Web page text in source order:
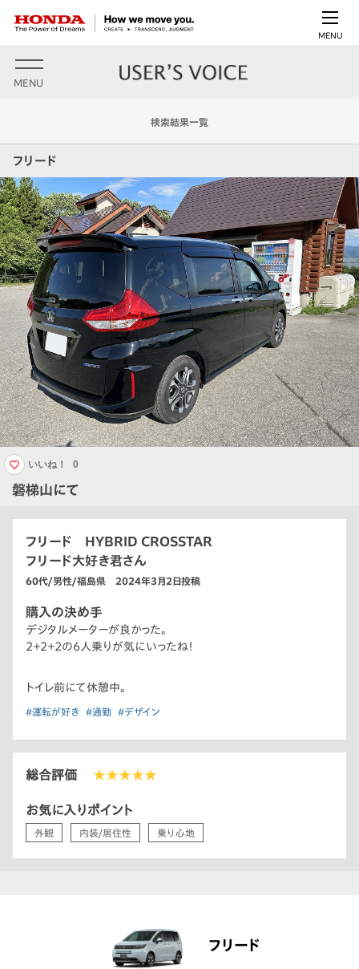
MENU
MENU
検索結果一覧
フリード
磐梯山にて
いいね！ 0
フリード HYBRID CROSSTAR
フリード大好き君さん
60代/男性/福島県 2024年3月2日投稿
購入の決め手
デジタルメーターが良かった。
2＋2＋2の6人乗りが気にいったね！
トイレ前にて休憩中。
#運転が好き #通勤 #デザイン
総合評価 ★★★★★
お気に入りポイント
外観 内装/居住性 乗り心地
フリード